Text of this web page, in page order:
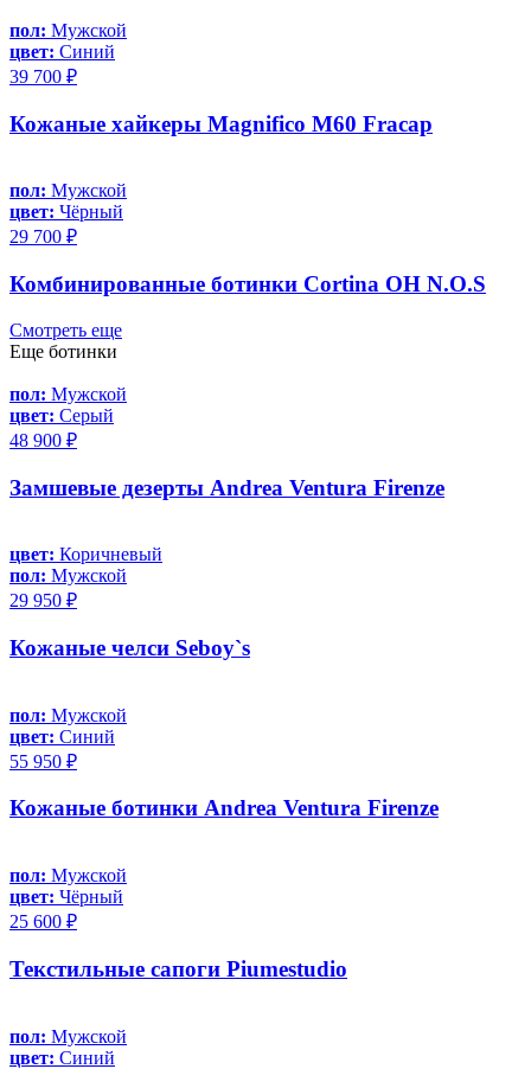
пол: Мужской
цвет: Синий
39 700 ₽
Кожаные хайкеры Magnifico M60 Fracap
пол: Мужской
цвет: Чёрный
29 700 ₽
Комбинированные ботинки Cortina OH N.O.S
Смотреть еще
Еще ботинки
пол: Мужской
цвет: Серый
48 900 ₽
Замшевые дезерты Andrea Ventura Firenze
цвет: Коричневый
пол: Мужской
29 950 ₽
Кожаные челси Seboy`s
пол: Мужской
цвет: Синий
55 950 ₽
Кожаные ботинки Andrea Ventura Firenze
пол: Мужской
цвет: Чёрный
25 600 ₽
Текстильные сапоги Piumestudio
пол: Мужской
цвет: Синий